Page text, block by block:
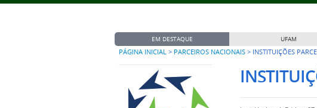
EM DESTAQUE UFAM
PÁGINA INICIAL > PARCEIROS NACIONAIS > INSTITUIÇÕES